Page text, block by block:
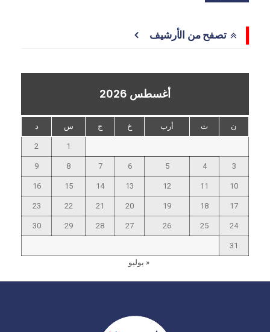
تصفح من الأرشيف
أغسطس 2026
ن ث أرب خ ج س د
1
2
3
4
5
6
7
8
9
10
11
12
13
14
15
16
17
18
19
20
21
22
23
24
25
26
27
28
29
30
31
« يوليو